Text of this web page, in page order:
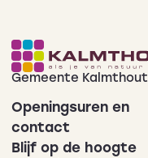
Gemeente Kalmthout
Openingsuren en
contact
Blijf op de hoogte